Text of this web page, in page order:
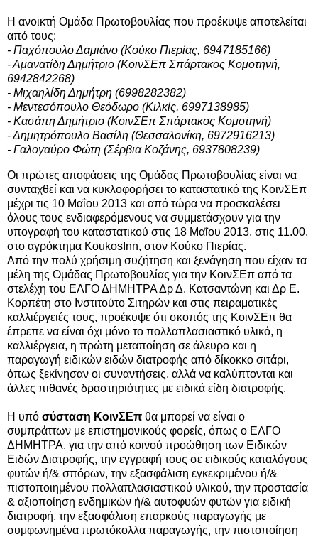
Η ανοικτή Ομάδα Πρωτοβουλίας που προέκυψε αποτελείται
από τους:
- Παχόπουλο Δαμιάνο (Κούκο Πιερίας, 6947185166)
- Αμανατίδη Δημήτριο (ΚοινΣΕπ Σπάρτακος Κομοτηνή,
6942842268)
- Μιχαηλίδη Δημήτρη (6998282382)
- Μεντεσόπουλο Θεόδωρο (Κιλκίς, 6997138985)
- Κασάπη Δημήτριο (ΚοινΣΕπ Σπάρτακος Κομοτηνή)
- Δημητρόπουλο Βασίλη (Θεσσαλονίκη, 6972916213)
- Γαλογαύρο Φώτη (Σέρβια Κοζάνης, 6937808239)
Οι πρώτες αποφάσεις της Ομάδας Πρωτοβουλίας είναι να
συνταχθεί και να κυκλοφορήσει το καταστατικό της ΚοινΣΕπ
μέχρι τις 10 Μαΐου 2013 και από τώρα να προσκαλέσει
όλους τους ενδιαφερόμενους να συμμετάσχουν για την
υπογραφή του καταστατικού στις 18 Μαΐου 2013, στις 11.00,
στο αγρόκτημα KoukosInn, στον Κούκο Πιερίας.
Από την πολύ χρήσιμη συζήτηση και ξενάγηση που είχαν τα
μέλη της Ομάδας Πρωτοβουλίας για την ΚοινΣΕπ από τα
στελέχη του ΕΛΓΟ ΔΗΜΗΤΡΑ Δρ Δ. Κατσαντώνη και Δρ Ε.
Κορπέτη στο Ινστιτούτο Σιτηρών και στις πειραματικές
καλλιέργειές τους, προέκυψε ότι σκοπός της ΚοινΣΕπ θα
έπρεπε να είναι όχι μόνο το πολλαπλασιαστικό υλικό, η
καλλιέργεια, η πρώτη μεταποίηση σε άλευρο και η
παραγωγή ειδικών ειδών διατροφής από δίκοκκο σιτάρι,
όπως ξεκίνησαν οι συναντήσεις, αλλά να καλύπτονται και
άλλες πιθανές δραστηριότητες με ειδικά είδη διατροφής.
Η υπό σύσταση ΚοινΣΕπ θα μπορεί να είναι ο
συμπράττων με επιστημονικούς φορείς, όπως ο ΕΛΓΟ
ΔΗΜΗΤΡΑ, για την από κοινού προώθηση των Ειδικών
Ειδών Διατροφής, την εγγραφή τους σε ειδικούς καταλόγους
φυτών ή/& σπόρων, την εξασφάλιση εγκεκριμένου ή/&
πιστοποιημένου πολλαπλασιαστικού υλικού, την προστασία
& αξιοποίηση ενδημικών ή/& αυτοφυών φυτών για ειδική
διατροφή, την εξασφάλιση επαρκούς παραγωγής με
συμφωνημένα πρωτόκολλα παραγωγής, την πιστοποίηση